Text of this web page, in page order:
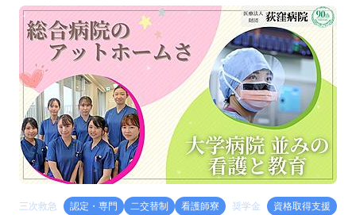
三次救急 認定・専門 二交替制 看護師寮 奨学金
資格取得支援